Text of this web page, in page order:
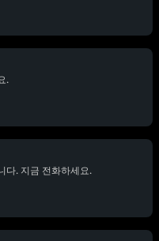
.
다. 지금 전화하세요.